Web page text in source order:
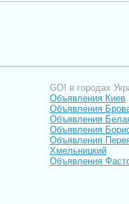
GO! в городах
Объявления Киев
Объявления
Объявления
Объявления
Объявления
Хмельницкий
Объявления